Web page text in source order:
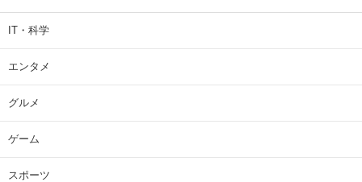
IT・科学
エンタメ
グルメ
ゲーム
スポーツ